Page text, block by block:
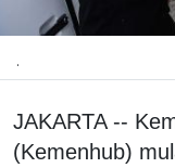
.
JAKARTA --
(Kemenhub)